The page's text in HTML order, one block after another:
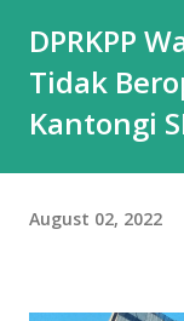
DPRKPP
Tidak
Kantongi
August 02, 2022